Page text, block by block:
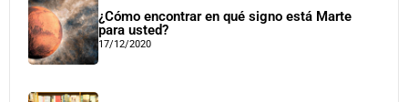
¿Cómo encontrar en qué signo está Marte
para usted?
17/12/2020